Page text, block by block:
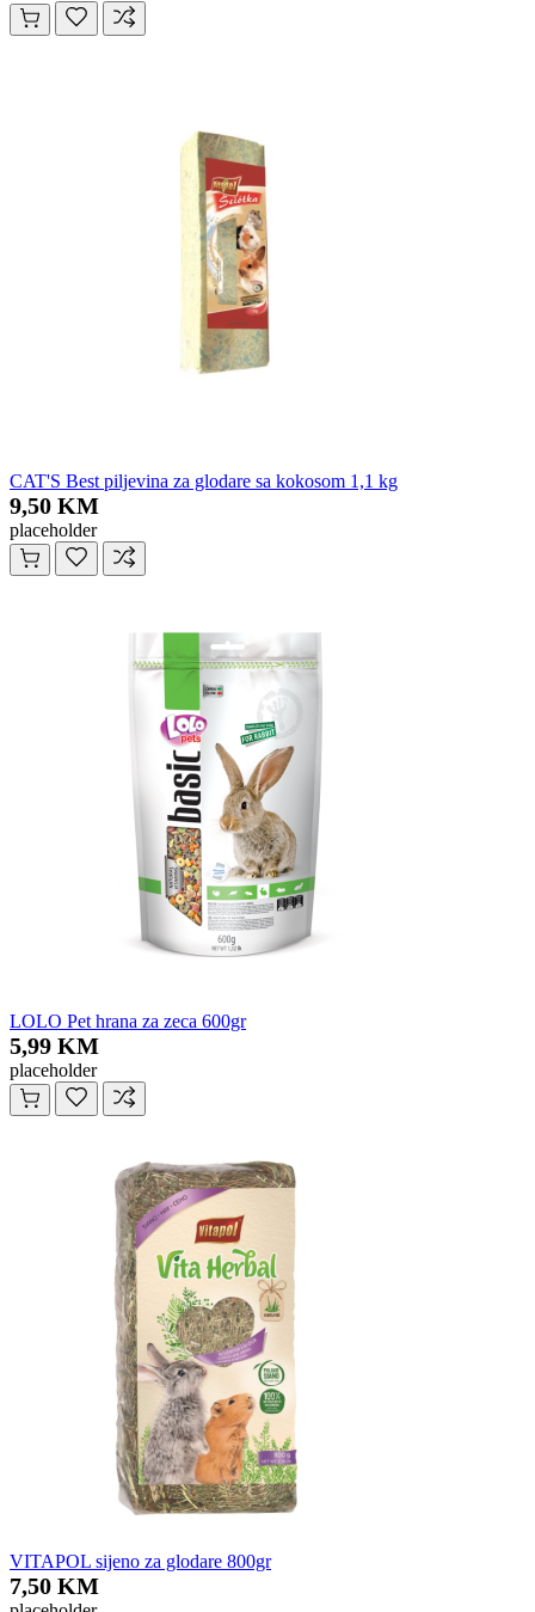
CAT'S Best piljevina za glodare sa kokosom 1,1 kg
9,50 KM
placeholder
LOLO Pet hrana za zeca 600gr
5,99 KM
placeholder
VITAPOL sijeno za glodare 800gr
7,50 KM